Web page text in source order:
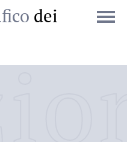
dei